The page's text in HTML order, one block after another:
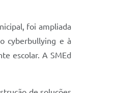
foi ampliada
cyberbullying e à
escolar. A SMEd